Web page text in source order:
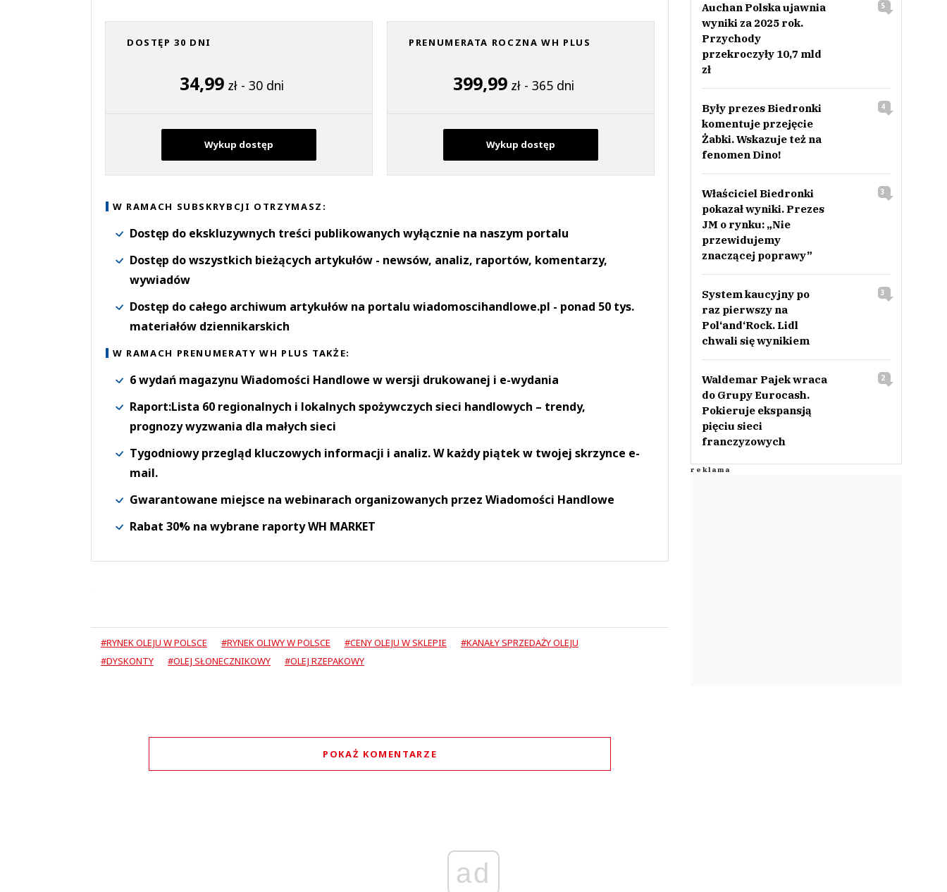
DOSTĘP 30 DNI
34,99 zł - 30 dni
Wykup dostęp
PRENUMERATA ROCZNA WH PLUS
399,99 zł - 365 dni
Wykup dostęp
W RAMACH SUBSKRYBCJI OTRZYMASZ:
Dostęp do ekskluzywnych treści publikowanych wyłącznie na naszym portalu
Dostęp do wszystkich bieżących artykułów - newsów, analiz, raportów, komentarzy,
wywiadów
Dostęp do całego archiwum artykułów na portalu wiadomoscihandlowe.pl - ponad 50 tys.
materiałów dziennikarskich
W RAMACH PRENUMERATY WH PLUS TAKŻE:
6 wydań magazynu Wiadomości Handlowe w wersji drukowanej i e-wydania
Raport:Lista 60 regionalnych i lokalnych spożywczych sieci handlowych – trendy,
prognozy wyzwania dla małych sieci
Tygodniowy przegląd kluczowych informacji i analiz. W każdy piątek w twojej skrzynce e-
mail.
Gwarantowane miejsce na webinarach organizowanych przez Wiadomości Handlowe
Rabat 30% na wybrane raporty WH MARKET
#RYNEK OLEJU W POLSCE #RYNEK OLIWY W POLSCE #CENY OLEJU W SKLEPIE
#KANAŁY SPRZEDAŻY OLEJU
#DYSKONTY
#OLEJ SŁONECZNIKOWY #OLEJ RZEPAKOWY
POKAŻ KOMENTARZE
Auchan Polska ujawnia
wyniki za 2025 rok.
Przychody
przekroczyły 10,7 mld
zł
5
Były prezes Biedronki
komentuje przejęcie
Żabki. Wskazuje też na
fenomen Dino!
4
Właściciel Biedronki
pokazał wyniki. Prezes
JM o rynku: „Nie
przewidujemy
znaczącej poprawy”
3
System kaucyjny po
raz pierwszy na
Pol‘and‘Rock. Lidl
chwali się wynikiem
3
Waldemar Pajek wraca
do Grupy Eurocash.
Pokieruje ekspansją
pięciu sieci
franczyzowych
2
ad